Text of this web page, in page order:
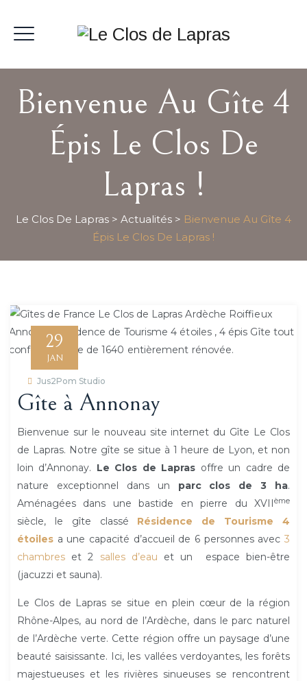
Bienvenue Au Gîte 4
Épis Le Clos De
Lapras !
Le Clos De Lapras > Actualités > Bienvenue Au Gîte 4
Épis Le Clos De Lapras !
29
JAN
Jus2Pom Studio
Gîte à Annonay
Bienvenue sur le nouveau site internet du Gîte Le Clos
de Lapras. Notre gîte se situe à 1 heure de Lyon, et non
loin d’Annonay. Le Clos de Lapras offre un cadre de
nature exceptionnel dans un parc clos de 3 ha.
Aménagées dans une bastide en pierre du XVIIème
siècle, le gîte classé Résidence de Tourisme 4
étoiles a une capacité d’accueil de 6 personnes avec 3
chambres et 2 salles d’eau et un espace bien-être
(jacuzzi et sauna).
Le Clos de Lapras se situe en plein cœur de la région
Rhône-Alpes, au nord de l’Ardèche, dans le parc naturel
de l’Ardèche verte. Cette région offre un paysage d’une
beauté saisissante. Ici, les vallées verdoyantes, les forêts
majestueuses et les rivières sinueuses se rencontrent